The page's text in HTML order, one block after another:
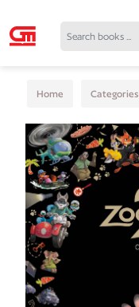
Home Categories